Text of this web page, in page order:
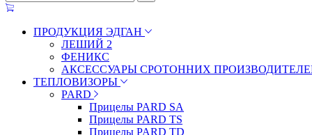
ПРОДУКЦИЯ ЭДГАН
ЛЕШИЙ 2
ФЕНИКС
АКСЕССУАРЫ СРОТОННИХ
ТЕПЛОВИЗОРЫ
PARD
Прицелы PARD SA
Прицелы PARD TS
Прицелы PARD TD